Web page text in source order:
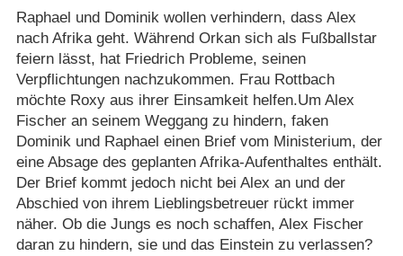
Raphael und Dominik wollen verhindern, dass Alex
nach Afrika geht. Während Orkan sich als Fußballstar
feiern lässt, hat Friedrich Probleme, seinen
Verpflichtungen nachzukommen. Frau Rottbach
möchte Roxy aus ihrer Einsamkeit helfen.Um Alex
Fischer an seinem Weggang zu hindern, faken
Dominik und Raphael einen Brief vom Ministerium, der
eine Absage des geplanten Afrika-Aufenthaltes enthält.
Der Brief kommt jedoch nicht bei Alex an und der
Abschied von ihrem Lieblingsbetreuer rückt immer
näher. Ob die Jungs es noch schaffen, Alex Fischer
daran zu hindern, sie und das Einstein zu verlassen?